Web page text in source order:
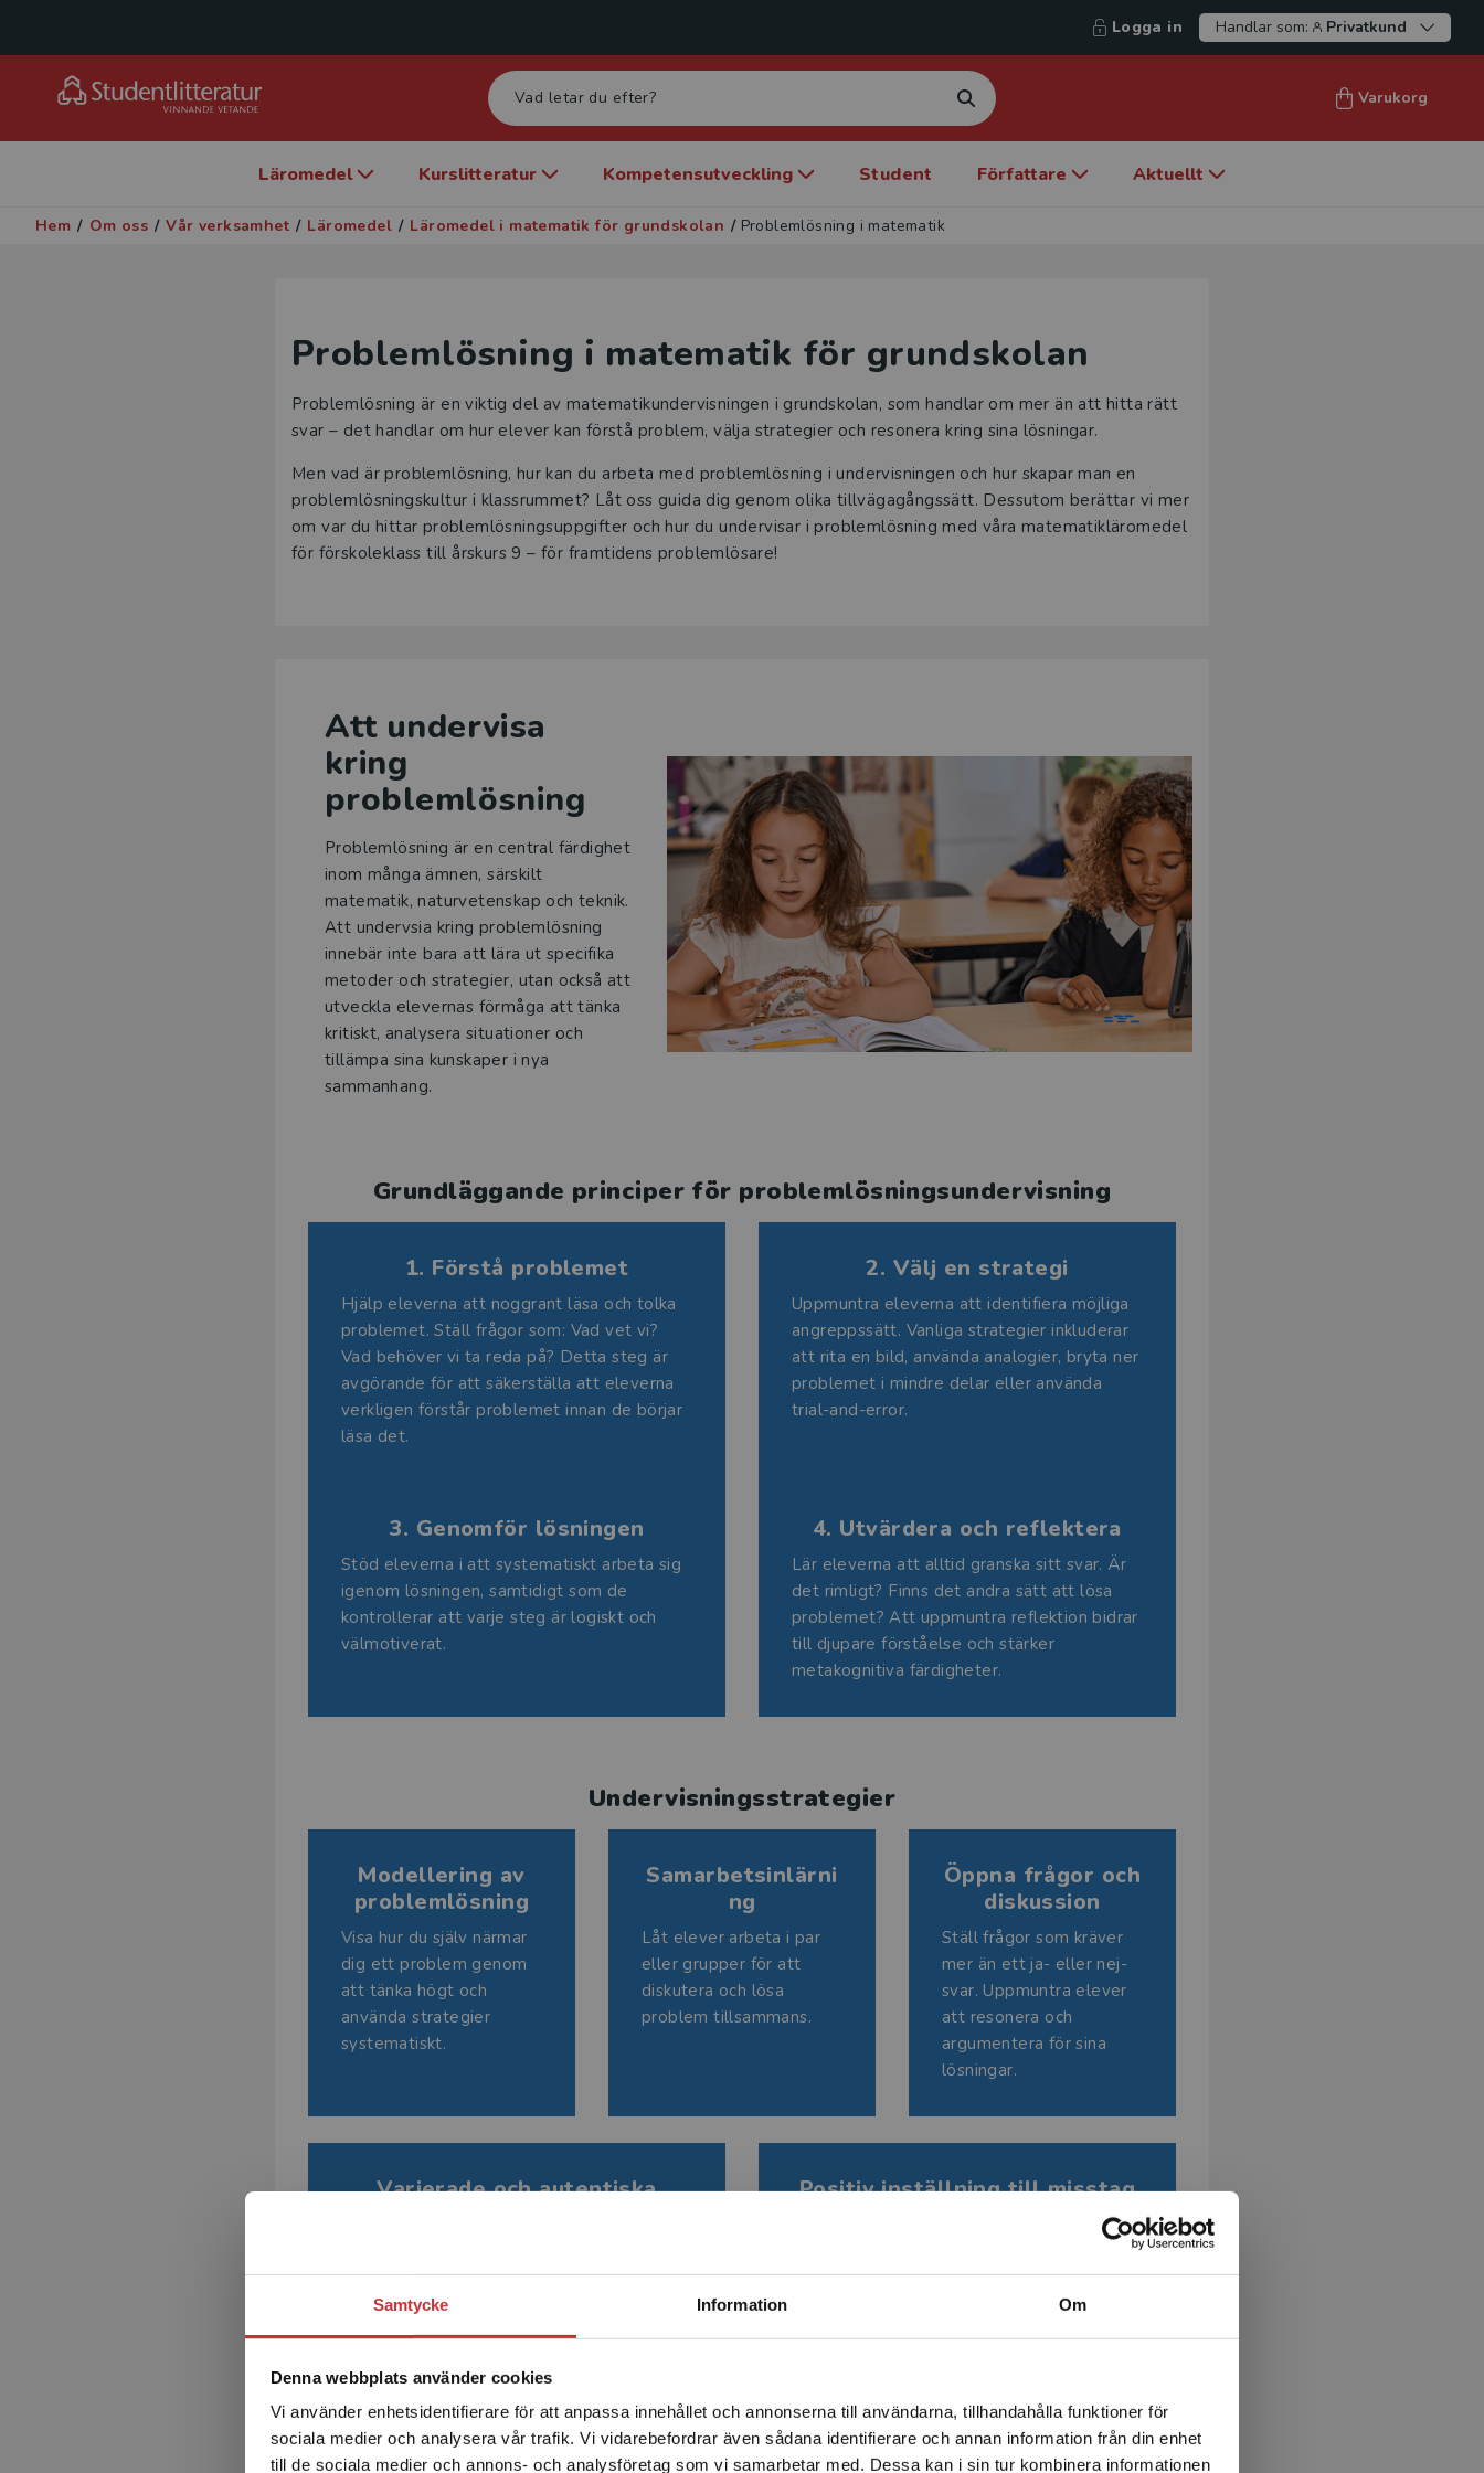
Samtycke Information Om
Denna webbplats använder cookies
Vi använder enhetsidentifierare för att anpassa innehållet och annonserna till användarna, tillhandahålla funktioner för
sociala medier och analysera vår trafik. Vi vidarebefordrar även sådana identifierare och annan information från din enhet
till de sociala medier och annons- och analysföretag som vi samarbetar med. Dessa kan i sin tur kombinera informationen
Begränsad fraktregion
Det verkar som att du besöker studentlitteratur.se via en
enhet utanför Sverige. Vi erbjuder inte leveranser utanför
Sverige. För att kunna slutföra ett köp måste
Logga in Handlar som: Privatkund
Varukorg
Läromedel Kurslitteratur Kompetensutveckling Student Författare Aktuellt
Hem / Om oss / Vår verksamhet / Läromedel / Läromedel i matematik för grundskolan / Problemlösning i matematik
Problemlösning i matematik för grundskolan
Problemlösning är en viktig del av matematikundervisningen i grundskolan, som handlar om mer än att hitta rätt
svar – det handlar om hur elever kan förstå problem, välja strategier och resonera kring sina lösningar.
Men vad är problemlösning, hur kan du arbeta med problemlösning i undervisningen och hur skapar man en
problemlösningskultur i klassrummet? Låt oss guida dig genom olika tillvägagångssätt. Dessutom berättar vi mer
om var du hittar problemlösningsuppgifter och hur du undervisar i problemlösning med våra matematikläromedel
för förskoleklass till årskurs 9 – för framtidens problemlösare!
Att undervisa
kring
problemlösning
Problemlösning är en central färdighet
inom många ämnen, särskilt
matematik, naturvetenskap och teknik.
Att undervsia kring problemlösning
innebär inte bara att lära ut specifika
metoder och strategier, utan också att
utveckla elevernas förmåga att tänka
kritiskt, analysera situationer och
tillämpa sina kunskaper i nya
sammanhang.
Grundläggande principer för problemlösningsundervisning
1. Förstå problemet
Hjälp eleverna att noggrant läsa och tolka
problemet. Ställ frågor som: Vad vet vi?
Vad behöver vi ta reda på? Detta steg är
avgörande för att säkerställa att eleverna
verkligen förstår problemet innan de börjar
läsa det.
2. Välj en strategi
Uppmuntra eleverna att identifiera möjliga
angreppssätt. Vanliga strategier inkluderar
att rita en bild, använda analogier, bryta ner
problemet i mindre delar eller använda
trial-and-error.
3. Genomför lösningen
Stöd eleverna i att systematiskt arbeta sig
igenom lösningen, samtidigt som de
kontrollerar att varje steg är logiskt och
välmotiverat.
4. Utvärdera och reflektera
Lär eleverna att alltid granska sitt svar. Är
det rimligt? Finns det andra sätt att lösa
problemet? Att uppmuntra reflektion bidrar
till djupare förståelse och stärker
metakognitiva färdigheter.
Undervisningsstrategier
Modellering av
problemlösning
Visa hur du själv närmar
dig ett problem genom
att tänka högt och
använda strategier
systematiskt.
Samarbetsinlärni
ng
Låt elever arbeta i par
eller grupper för att
diskutera och lösa
problem tillsammans.
Öppna frågor och
diskussion
Ställ frågor som kräver
mer än ett ja- eller nej-
svar. Uppmuntra elever
att resonera och
argumentera för sina
lösningar.
Varierade och autentiska
göra problemlösning relevant och
engagerande.
Positiv inställning till misstag
Lyft fram misstag som en del av inlärningen